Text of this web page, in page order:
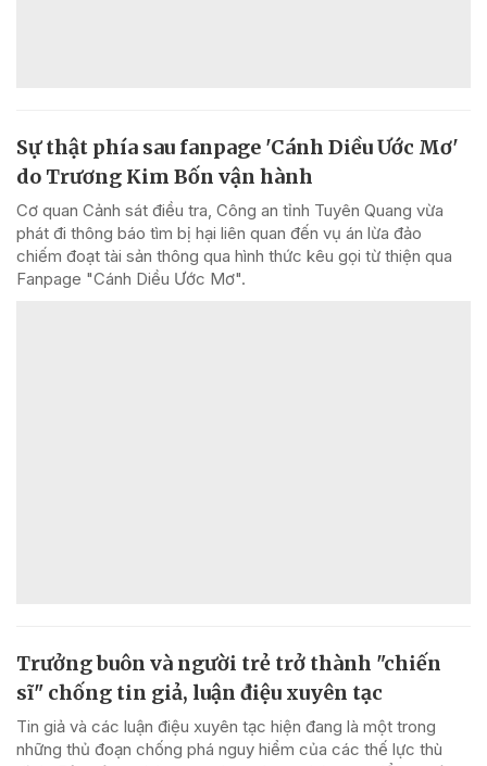
Sự thật phía sau fanpage 'Cánh Diều Ước Mơ'
do Trương Kim Bốn vận hành
Cơ quan Cảnh sát điều tra, Công an tỉnh Tuyên Quang vừa
phát đi thông báo tìm bị hại liên quan đến vụ án lừa đảo
chiếm đoạt tài sản thông qua hình thức kêu gọi từ thiện qua
Fanpage "Cánh Diều Ước Mơ".
Trưởng buôn và người trẻ trở thành "chiến
sĩ" chống tin giả, luận điệu xuyên tạc
Tin giả và các luận điệu xuyên tạc hiện đang là một trong
những thủ đoạn chống phá nguy hiểm của các thế lực thù